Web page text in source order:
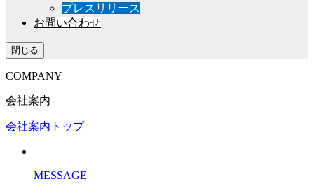
プレスリリース
お問い合わせ
閉じる
COMPANY
会社案内
会社案内トップ
MESSAGE